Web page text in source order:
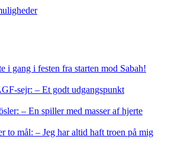
Dette
Mulighederne
kan
vælges
på
varesiden
i gang i festen fra starten mod Sabah!
sejr: – Et godt udgangspunkt
– En spiller med masser af hjerte
to mål: – Jeg har altid haft troen på mig